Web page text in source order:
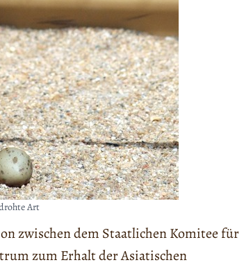
Art
zwischen dem Staatlichen Komitee für
zum Erhalt der Asiatischen